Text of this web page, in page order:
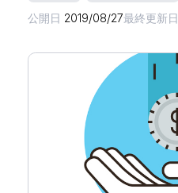
公開日 2019/08/27最終更新日